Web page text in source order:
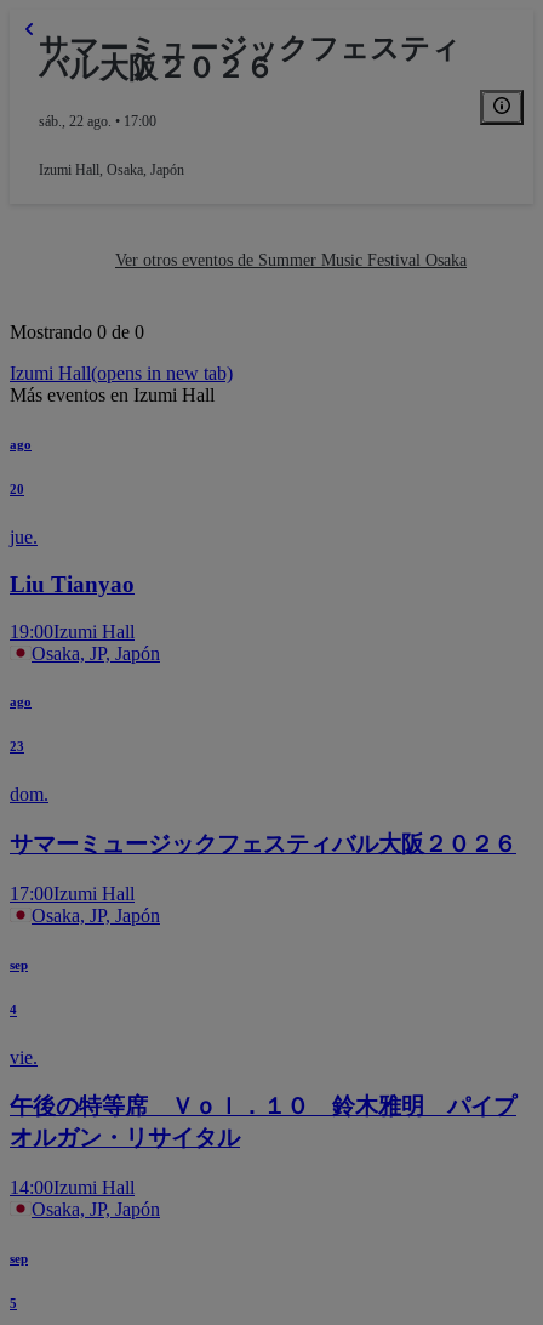
サマーミュージックフェスティ
バル大阪２０２６
sáb., 22 ago. • 17:00
Izumi Hall, Osaka, Japón
Ver otros eventos de Summer Music Festival Osaka
Mostrando 0 de 0
Izumi Hall(opens in new tab)
Más eventos en Izumi Hall
ago
20
jue.
Liu Tianyao
19:00Izumi Hall
Osaka, JP, Japón
ago
23
dom.
サマーミュージックフェスティバル大阪２０２６
17:00Izumi Hall
Osaka, JP, Japón
sep
4
vie.
午後の特等席 Ｖｏｌ．１０ 鈴木雅明 パイプ
オルガン・リサイタル
14:00Izumi Hall
Osaka, JP, Japón
sep
5